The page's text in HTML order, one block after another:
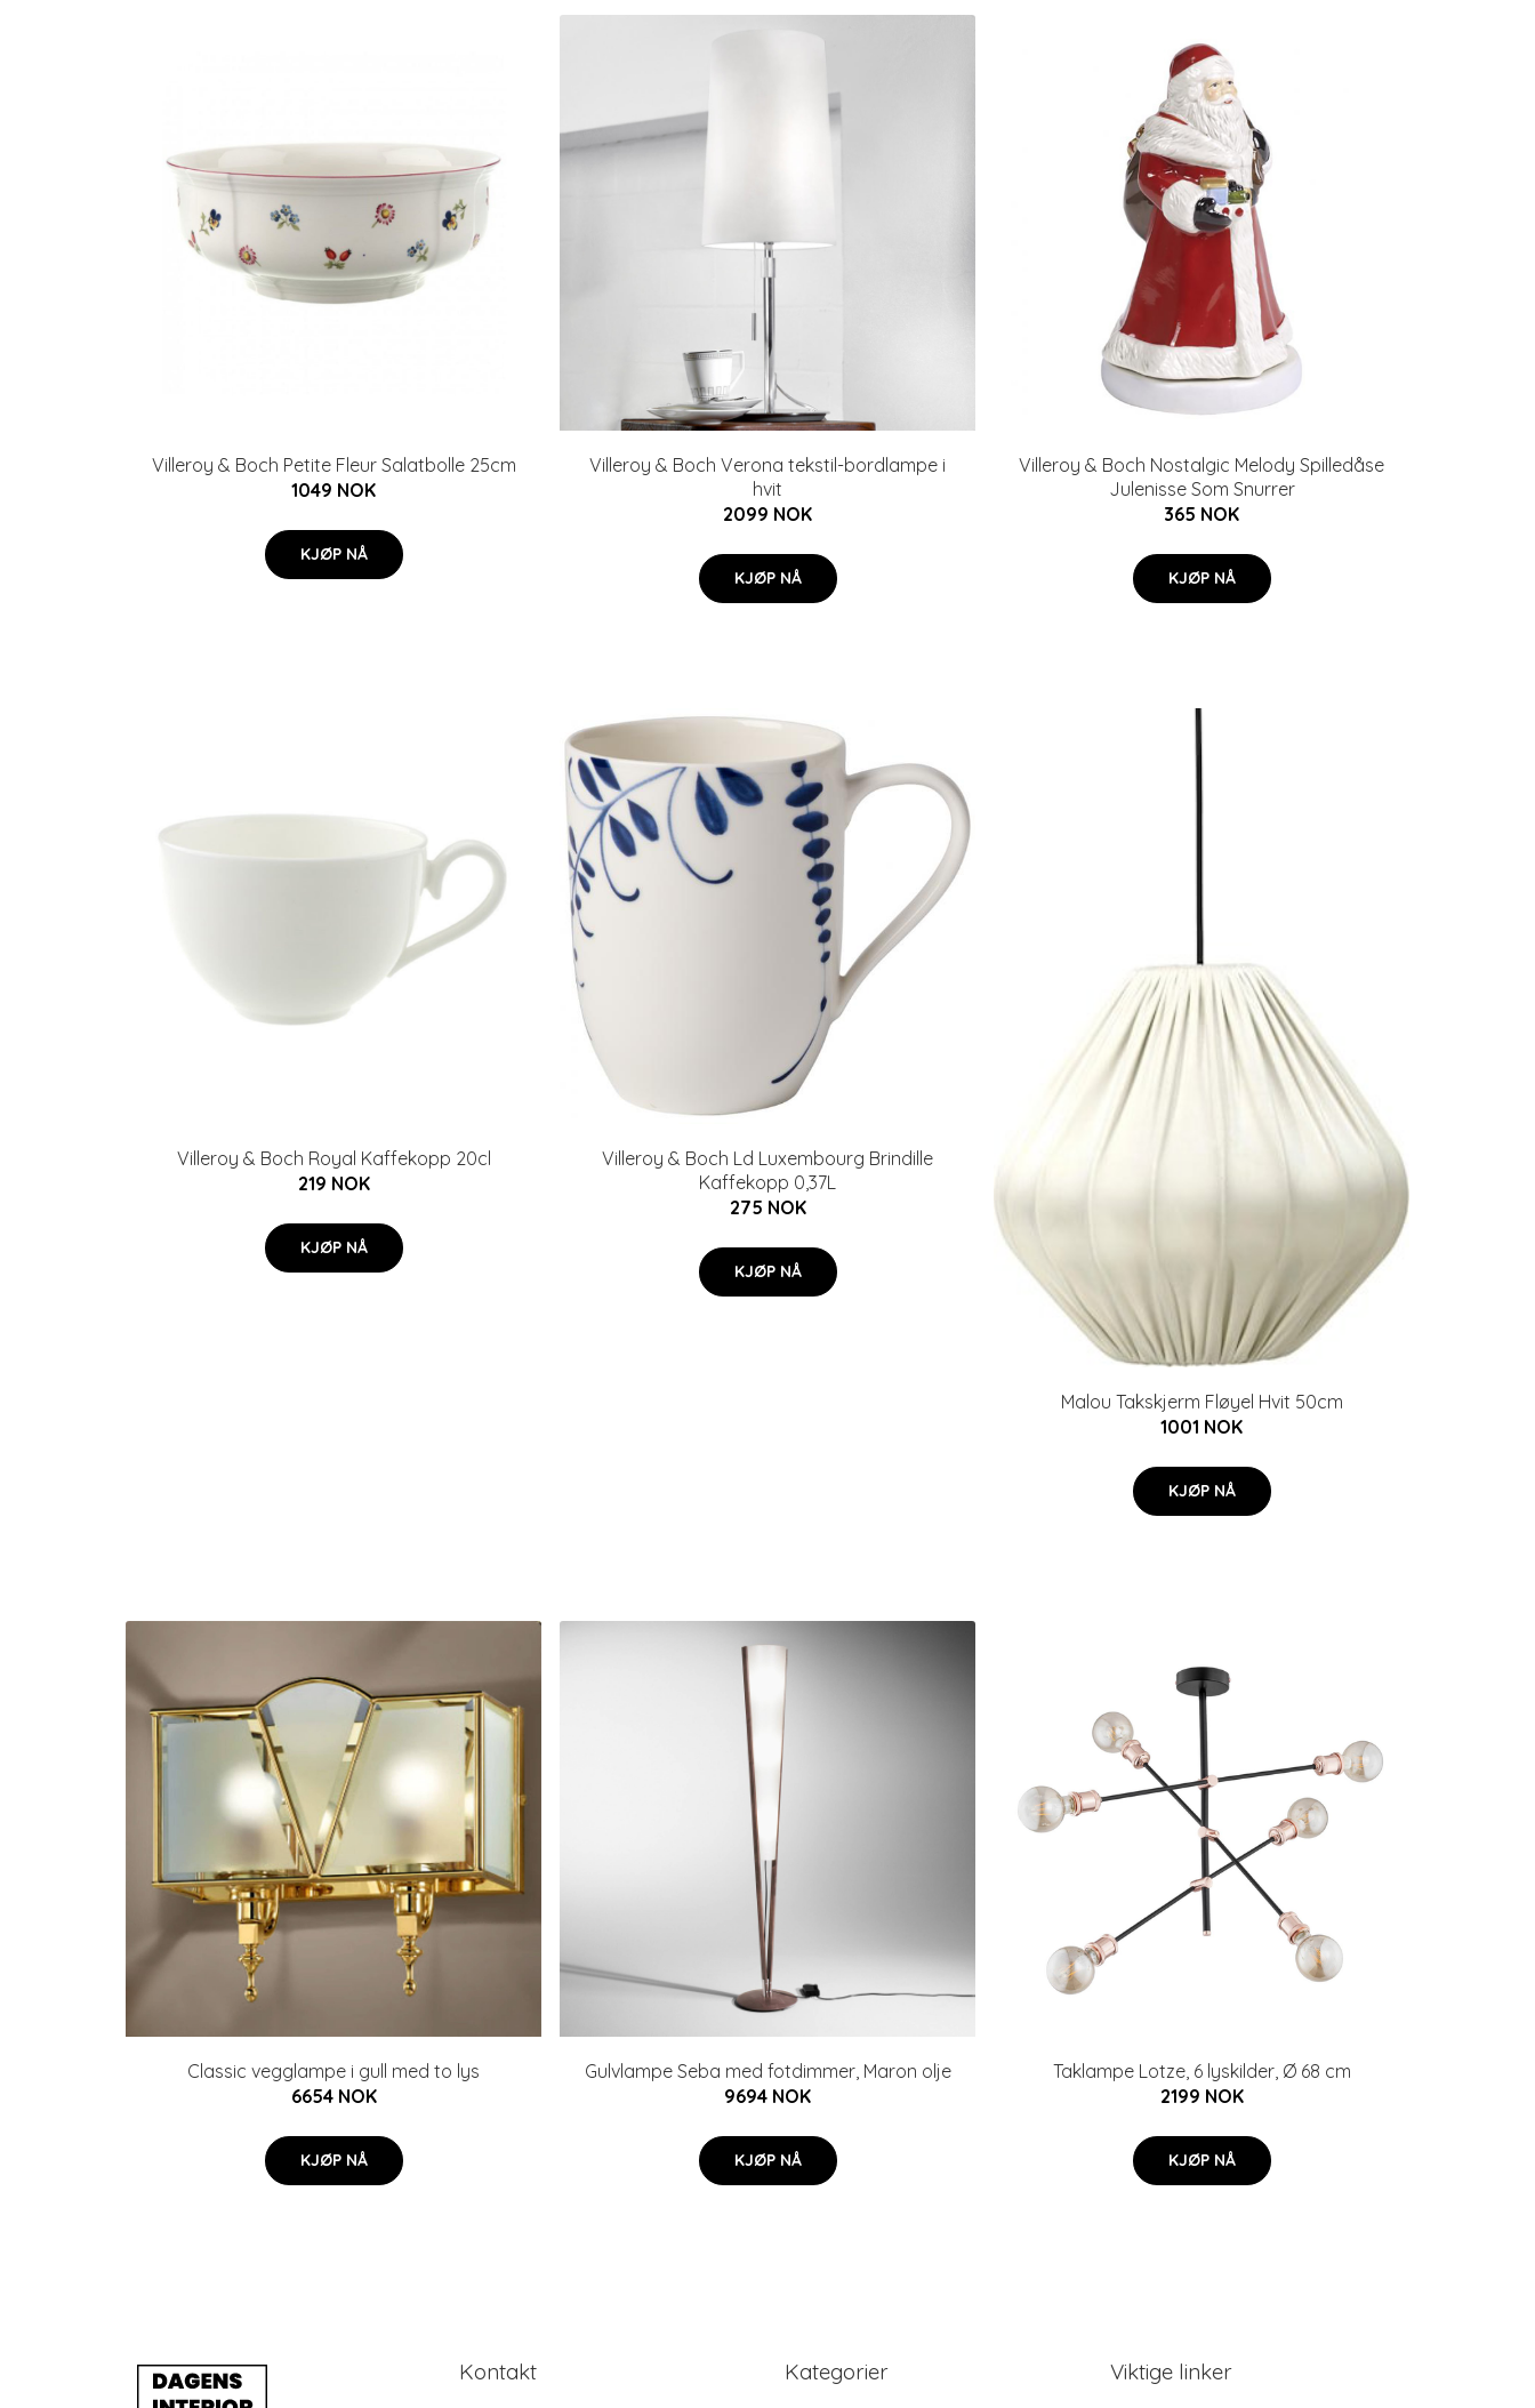
Villeroy & Boch Petite Fleur Salatbolle 25cm
1049 NOK
KJØP NÅ
Villeroy & Boch Verona tekstil-bordlampe i
hvit
2099 NOK
KJØP NÅ
Villeroy & Boch Nostalgic Melody Spilledåse
Julenisse Som Snurrer
365 NOK
KJØP NÅ
Villeroy & Boch Royal Kaffekopp 20cl
219 NOK
KJØP NÅ
Villeroy & Boch Ld Luxembourg Brindille
Kaffekopp 0,37L
275 NOK
KJØP NÅ
Malou Takskjerm Fløyel Hvit 50cm
1001 NOK
KJØP NÅ
Classic vegglampe i gull med to lys
6654 NOK
KJØP NÅ
Gulvlampe Seba med fotdimmer, Maron olje
9694 NOK
KJØP NÅ
Taklampe Lotze, 6 lyskilder, Ø 68 cm
2199 NOK
KJØP NÅ
Kontakt Kategorier Viktige linker